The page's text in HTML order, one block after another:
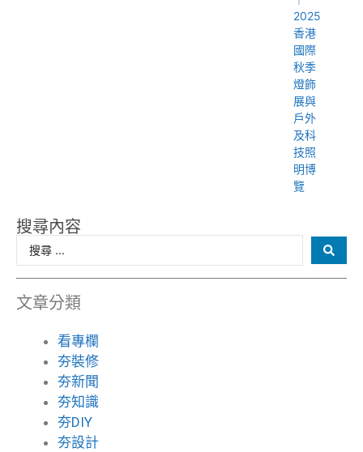
2025
香港
國際
秋季
燈飾
展與
戶外
及科
技照
明博
覽
搜尋內容
文章分類
看專欄
夯裝修
夯新聞
夯知識
夯DIY
夯設計